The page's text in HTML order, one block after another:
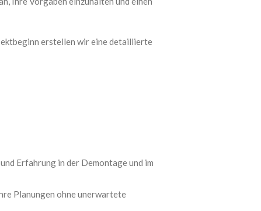
erstellen wir eine detaillierte
Erfahrung in der Demontage und im
Planungen ohne unerwartete